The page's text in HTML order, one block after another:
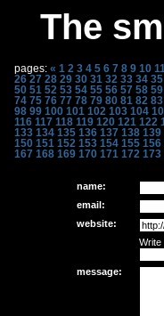
The
pages: « 1 2 3 4 5 6 7 8 9 10
26 27 28 29 30 31 32 33 34 35
50 51 52 53 54 55 56 57 58 59
74 75 76 77 78 79 80 81 82 83
98 99 100 101 102 103 104
116 117 118 119 120 121 122
133 134 135 136 137 138 139
150 151 152 153 154 155 156
167 168 169 170 171 172 173
name:
email:
website:
Write
message: